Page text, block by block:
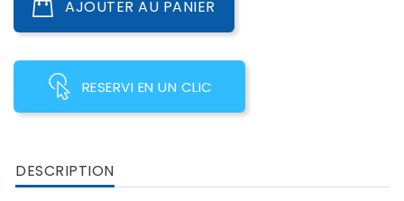
AJOUTER AU PANIER
RESERVI EN UN CLIC
DESCRIPTION